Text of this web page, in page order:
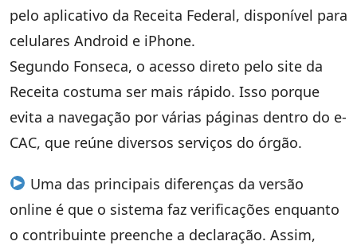
pelo aplicativo da Receita Federal, disponível para
celulares Android e iPhone.
Segundo Fonseca, o acesso direto pelo site da
Receita costuma ser mais rápido. Isso porque
evita a navegação por várias páginas dentro do e-
CAC, que reúne diversos serviços do órgão.
Uma das principais diferenças da versão
online é que o sistema faz verificações enquanto
o contribuinte preenche a declaração. Assim,